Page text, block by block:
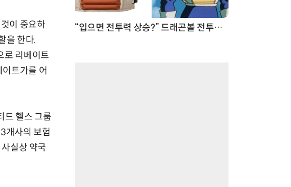
이 중요하
을 한다.
로 리베이트
트가를 어
드 헬스 그룹
개사의 보험
실상 약국
“입으면 전투력 상승?” 드래곤볼 전투복 닮은 중량조끼